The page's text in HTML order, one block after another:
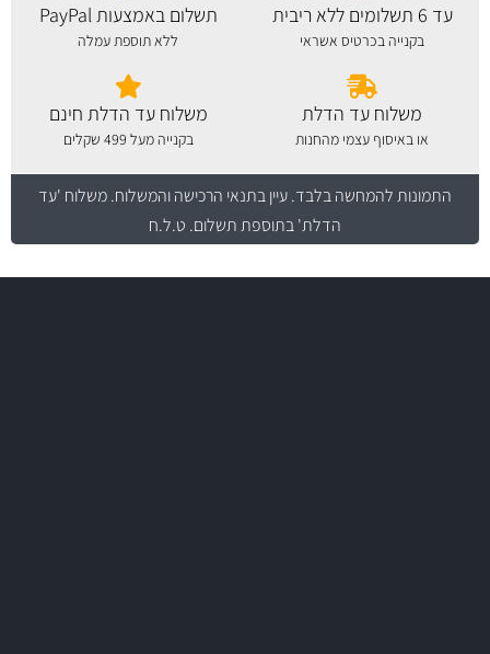
עד 6 תשלומים ללא ריבית
בקנייה בכרטיס אשראי
תשלום באמצעות PayPal
ללא תוספת עמלה
משלוח עד הדלת
או באיסוף עצמי מהחנות
משלוח עד הדלת חינם
בקנייה מעל 499 שקלים
התמונות להמחשה בלבד.עיין בתנאי הרכישה והמשלוח. משלוח 'עד
הדלת' בתוספת תשלום. ט.ל.ח